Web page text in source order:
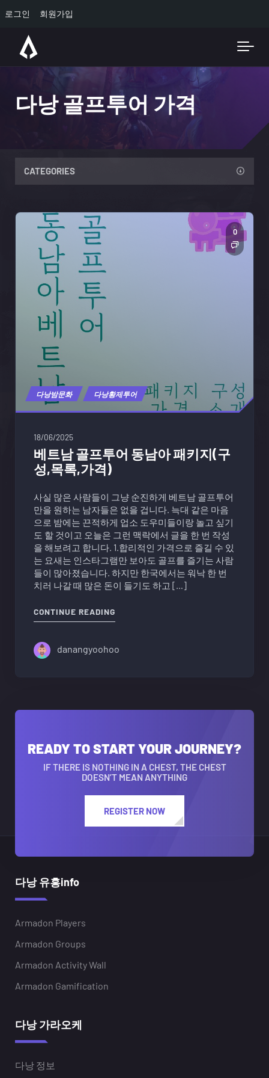
로그인 회원가입
Skip to main content
다낭 골프투어 가격
CATEGORIES
다낭밤문화 다낭황제투어
0
18/06/2025
베트남 골프투어 동남아 패키지(구
성,목록,가격)
사실 많은 사람들이 그냥 순진하게 베트남 골프투어
만을 원하는 남자들은 없을 겁니다. 늑대 같은 마음
으로 밤에는 끈적하게 업소 도우미들이랑 놀고 싶기
도 할 것이고 오늘은 그런 맥락에서 글을 한 번 작성
을 해보려고 합니다. 1.합리적인 가격으로 즐길 수 있
는 요새는 인스타그램만 보아도 골프를 즐기는 사람
들이 많아졌습니다. 하지만 한국에서는 워낙 한 번
치러 나갈 때 많은 돈이 들기도 하고 […]
CONTINUE READING
danangyoohoo
READY TO START YOUR JOURNEY?
IF THERE IS NOTHING IN A CHEST, THE CHEST
DOESN’T MEAN ANYTHING
REGISTER NOW
다낭 유흥info
Armadon Players
Armadon Groups
Armadon Activity Wall
Armadon Gamification
다낭 가라오케
다낭 정보